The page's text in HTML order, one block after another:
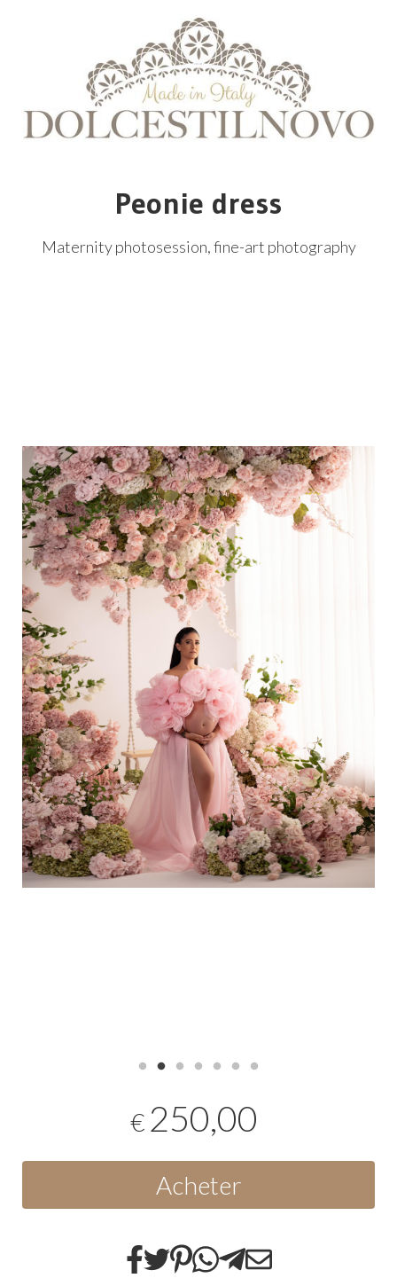
Peonie dress
Maternity photosession, fine-art photography
€ 250,00
Acheter